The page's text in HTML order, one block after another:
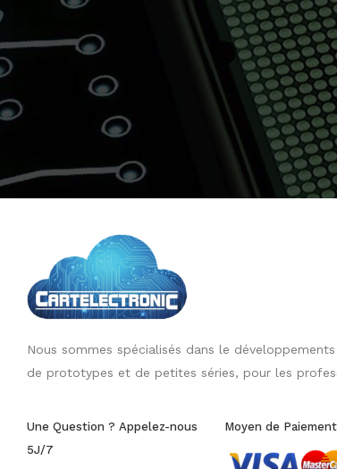
Nous sommes spécialisés dans le
de prototypes et de petites séries, pour les
Une Question ? Appelez-nous
5J/7
Moyen de Paiement